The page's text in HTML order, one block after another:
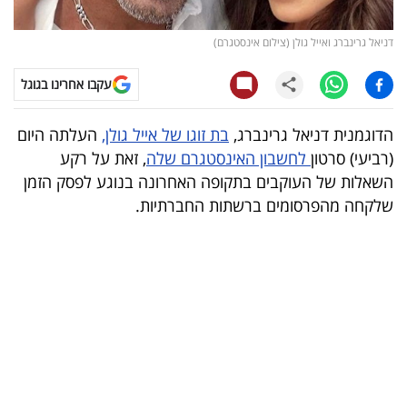
ויראלי
עסקי
ספורט
קריירה
ולימודים
דניאל גרינברג ואייל גולן (צילום אינסטגרם)
עקבו אחרינו בגוגל
הדוגמנית דניאל גרינברג, בת זוגו של אייל גולן, העלתה היום
(רביעי) סרטון לחשבון האינסטגרם שלה, זאת על רקע
השאלות של העוקבים בתקופה האחרונה בנוגע לפסק הזמן
שלקחה מהפרסומים ברשתות החברתיות.